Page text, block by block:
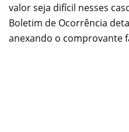
valor seja difícil nesses
Boletim de Ocorrência
anexando o comprovante